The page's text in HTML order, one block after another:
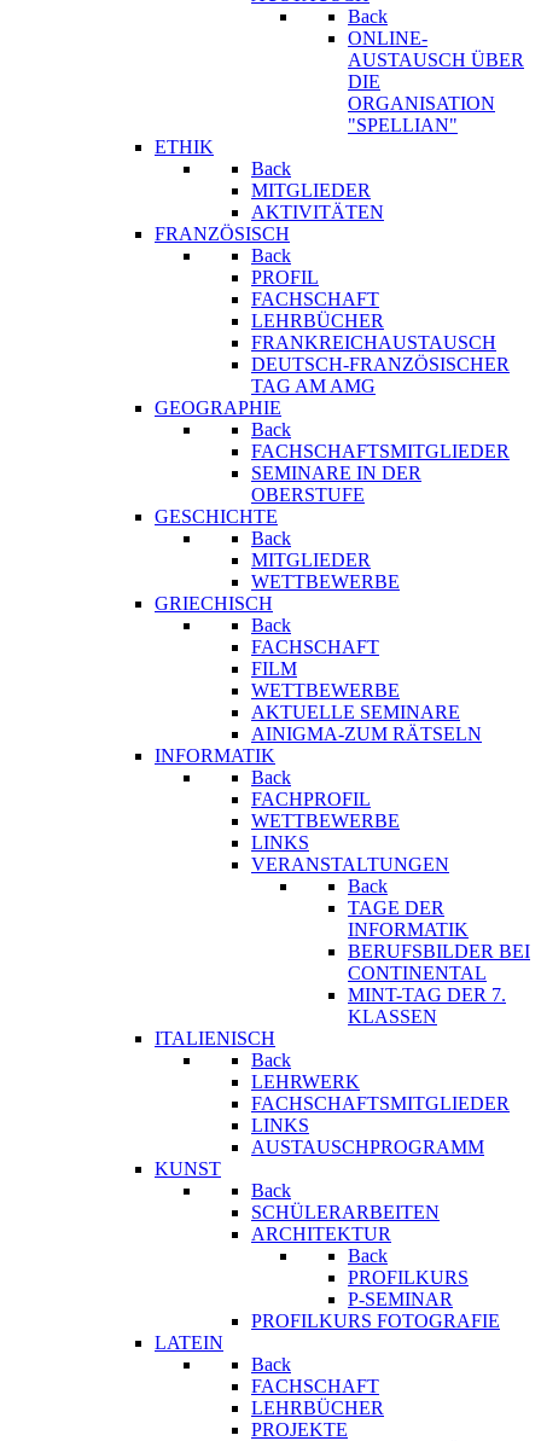
Back
ONLINE-
AUSTAUSCH ÜBER
DIE
ORGANISATION
"SPELLIAN"
ETHIK
Back
MITGLIEDER
AKTIVITÄTEN
FRANZÖSISCH
Back
PROFIL
FACHSCHAFT
LEHRBÜCHER
FRANKREICHAUSTAUSCH
DEUTSCH-FRANZÖSISCHER
TAG AM AMG
GEOGRAPHIE
Back
FACHSCHAFTSMITGLIEDER
SEMINARE IN DER
OBERSTUFE
GESCHICHTE
Back
MITGLIEDER
WETTBEWERBE
GRIECHISCH
Back
FACHSCHAFT
FILM
WETTBEWERBE
AKTUELLE SEMINARE
AINIGMA-ZUM RÄTSELN
INFORMATIK
Back
FACHPROFIL
WETTBEWERBE
LINKS
VERANSTALTUNGEN
Back
TAGE DER
INFORMATIK
BERUFSBILDER BEI
CONTINENTAL
MINT-TAG DER 7.
KLASSEN
ITALIENISCH
Back
LEHRWERK
FACHSCHAFTSMITGLIEDER
LINKS
AUSTAUSCHPROGRAMM
KUNST
Back
SCHÜLERARBEITEN
ARCHITEKTUR
Back
PROFILKURS
P-SEMINAR
PROFILKURS FOTOGRAFIE
LATEIN
Back
FACHSCHAFT
LEHRBÜCHER
PROJEKTE